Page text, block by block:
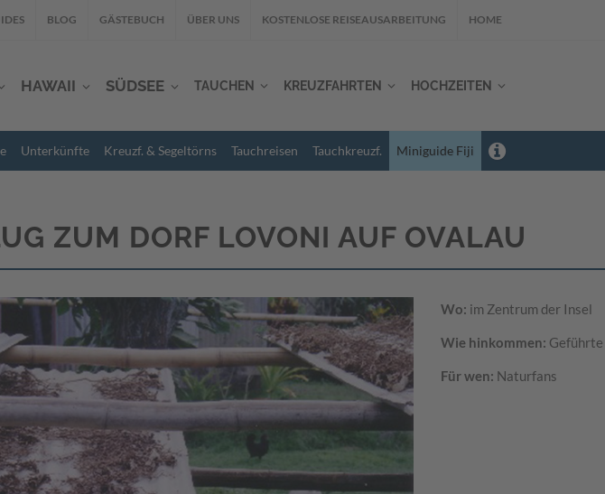
BLOG GÄSTEBUCH ÜBER UNS KOSTENLOSE REISEAUSARBEITUNG HOME
HAWAII SÜDSEE TAUCHEN KREUZFAHRTEN HOCHZEITEN
Unterkünfte Kreuzf. & Segeltörns Tauchreisen Tauchkreuzf. Miniguide Fiji
ZUM DORF LOVONI AUF OVALAU
Wo: im Zentrum der Insel
Wie hinkommen:
Für wen: Naturfans